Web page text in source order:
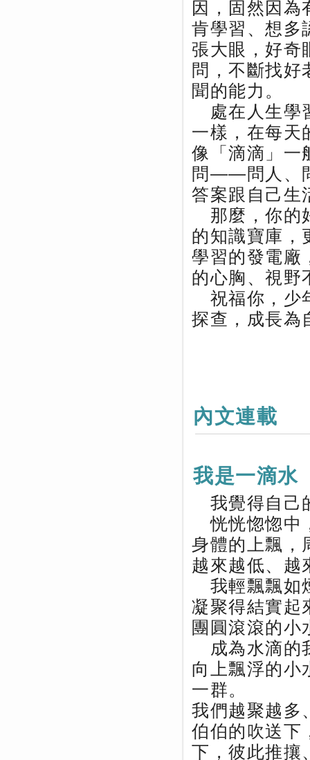
因，固然因
肯學習、想多
張大眼，好奇
問，不斷找好
聞的能力。
處在人生學
一樣，在每天
像「滴滴」一
問——問人、
答案跟自己生
那麼，你的
的知識寶庫，
學習的發電廠
的心胸、視野
祝福你，少
探查，成長為
內文連載
我是一滴水
我覺得自己
恍恍惚惚中
身體的上飄，
越來越低、越
我輕飄飄如
凝聚得結實起
團圓滾滾的小
成為水滴的
向上飄浮的小
一群。
我們越聚越多
伯伯的吹送下
下，彼此推攘